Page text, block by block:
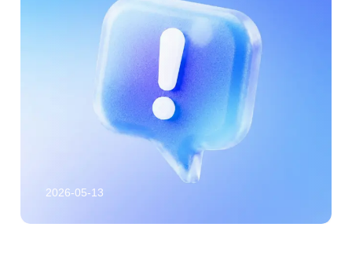
2026-05-13